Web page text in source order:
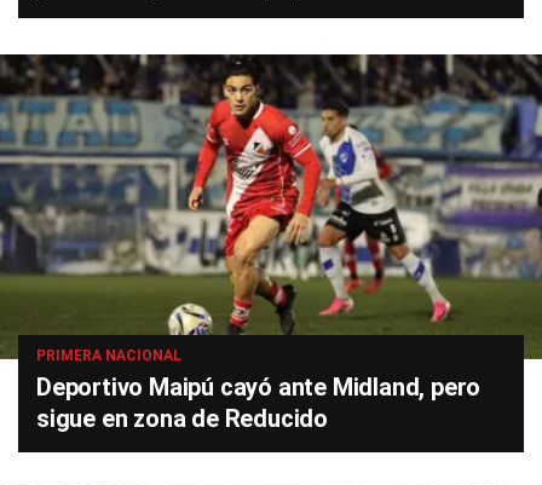
PRIMERA NACIONAL
Deportivo Maipú cayó ante Midland, pero
sigue en zona de Reducido